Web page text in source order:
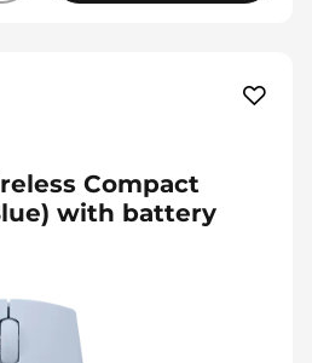
Compact
with battery